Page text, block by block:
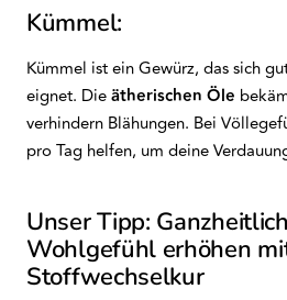
Kümmel:
Kümmel ist ein Gewürz, das sich
eignet. Dieätherischen Öle
verhindern Blähungen. Bei
pro Tag helfen, um deine
Unser Tipp:
Wohlgefühl erhöhen
Stoffwechselkur